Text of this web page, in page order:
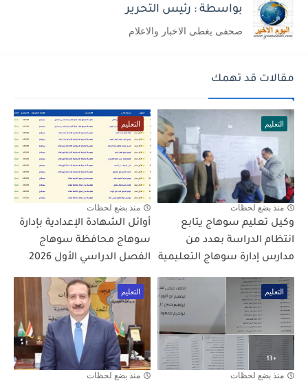
بواسطة : رئيس التحرير
صحفى يغطى الاخبار والاعلام
مقالات قد تهمك
التعليم
منذ بضع لحظات
وكيل تعليم سوهاج يتابع
انتظام الدراسة بعدد من
مدارس إدارة سوهاج التعليمية
التعليم
منذ بضع لحظات
أوائل الشهادة الإعدادية بإدارة
سوهاج محافظة سوهاج
الفصل الدراسي الأول 2026
التعليم
منذ بضع لحظات
التعليم
منذ بضع لحظات